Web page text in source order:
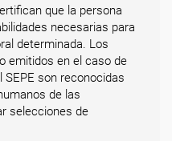
que la persona
necesarias para
determinada. Los
emitidos en el caso de
son reconocidas
de las
selecciones de